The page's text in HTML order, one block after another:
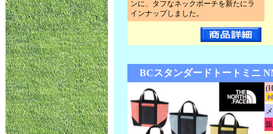
ンに、タフなネックポーチを新たにラ
インナップしました。
BCスタンダードトートミニ